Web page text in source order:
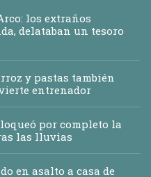
los extraños
delataban un tesoro
y pastas también
entrenador
por completo la
las lluvias
en asalto a casa de